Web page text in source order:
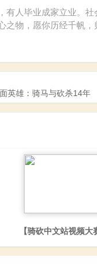
有人毕业成家立业。
之物，愿你历经千帆
英雄：骑马与砍杀14年
杀2霸主【骑砍中文站视频